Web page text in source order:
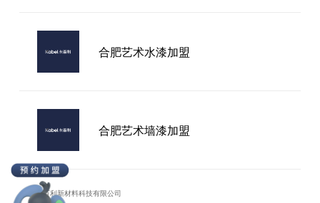
合肥艺术水漆加盟
合肥艺术墙漆加盟
广东卡百利新材料科技有限公司